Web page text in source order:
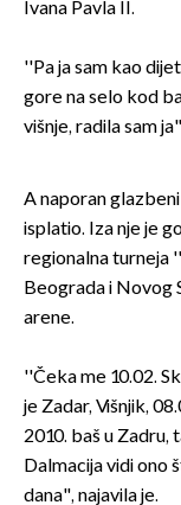
Ivana Pavla II.
''Pa ja sam kao
gore na selo kod
višnje, radila sam
A naporan
isplatio. Iza nje je
regionalna turneja
Beograda i Novog
arene.
''Čeka me 10.02.
je Zadar, Višnjik,
2010. baš u Zadru,
Dalmacija vidi ono
dana", najavila je.